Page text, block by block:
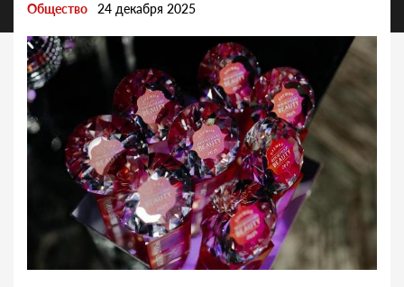
Общество 24 декабря 2025